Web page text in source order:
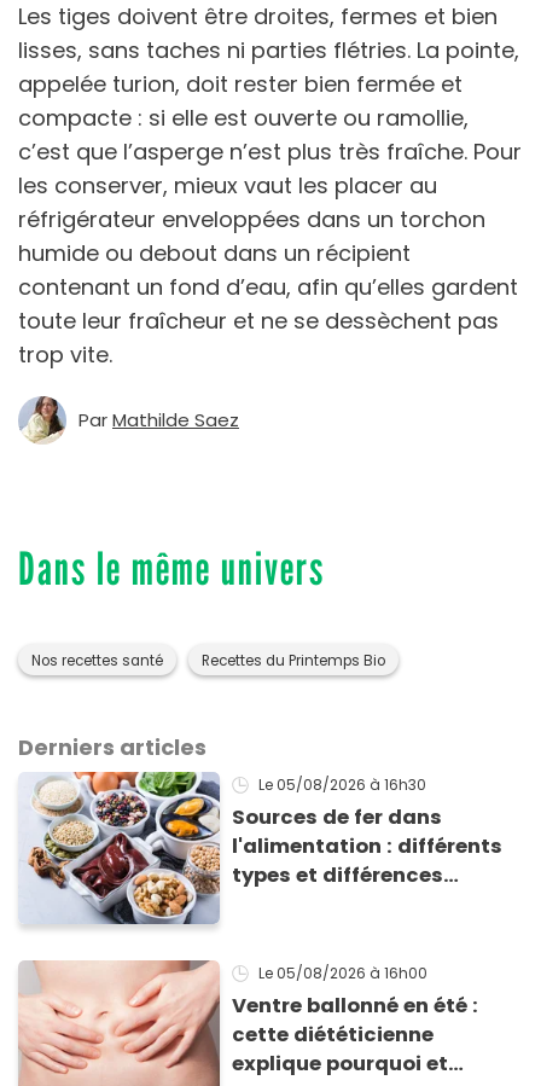
Les tiges doivent être droites, fermes et bien
lisses, sans taches ni parties flétries. La pointe,
appelée turion, doit rester bien fermée et
compacte : si elle est ouverte ou ramollie,
c’est que l’asperge n’est plus très fraîche. Pour
les conserver, mieux vaut les placer au
réfrigérateur enveloppées dans un torchon
humide ou debout dans un récipient
contenant un fond d’eau, afin qu’elles gardent
toute leur fraîcheur et ne se dessèchent pas
trop vite.
ParMathilde Saez
Dans le même univers
Nos recettes santé Recettes du Printemps Bio
Derniers articles
Le 05/08/2026 à 16h30
Sources de fer dans
l'alimentation : différents
types et différences
Le 05/08/2026 à 16h00
Ventre ballonné en été :
cette diététicienne
explique pourquoi et